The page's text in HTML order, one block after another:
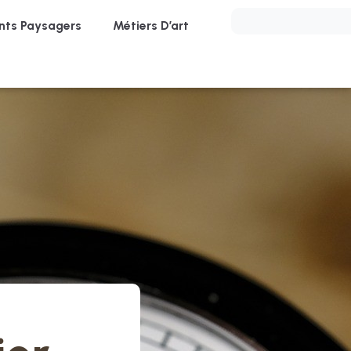
Paysagers Métiers D’art